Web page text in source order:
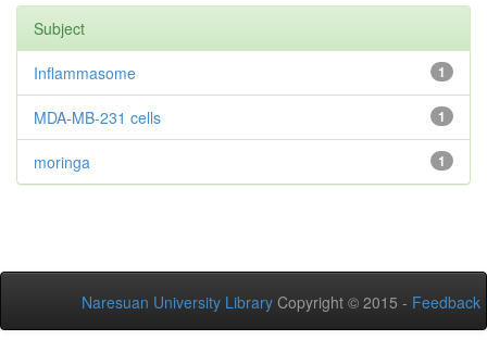
Subject
1
Inflammasome
1
MDA-MB-231 cells
1
moringa
Naresuan University Library Copyright © 2015 - Feedback